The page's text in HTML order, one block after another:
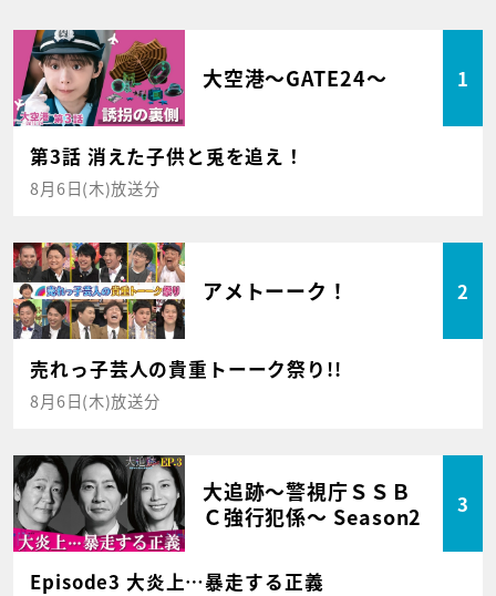
大空港～GATE24～ 1
第3話 消えた子供と兎を追え！
8月6日(木)放送分
アメトーーク！ 2
売れっ子芸人の貴重トーーク祭り!!
8月6日(木)放送分
大追跡～警視庁ＳＳＢ
Ｃ強行犯係～ Season2
3
Episode3 大炎上…暴走する正義